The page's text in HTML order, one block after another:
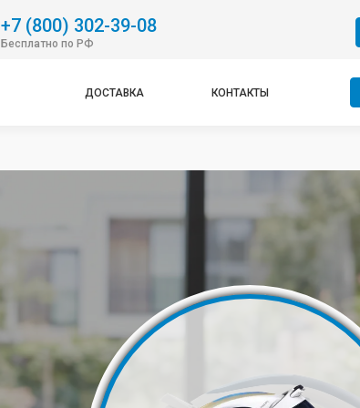
+7 (800) 302-39-08
Бесплатно по РФ
ДОСТАВКА КОНТАКТЫ